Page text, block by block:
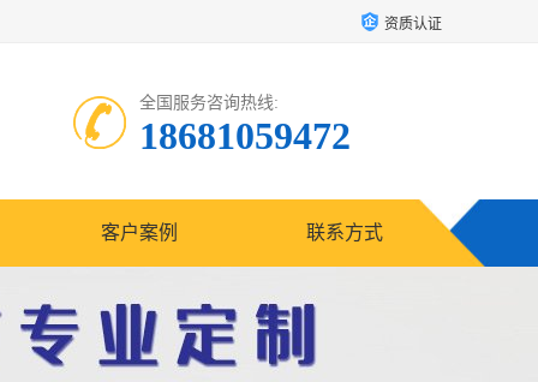
资质认证
全国服务咨询热线:
18681059472
客户案例 联系方式